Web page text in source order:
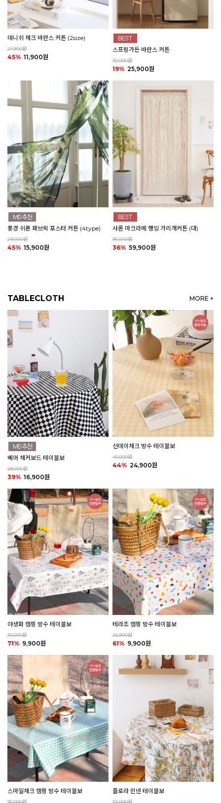
데니쉬 체크 바란스 커튼 (2size)
21,900원
45% 11,900원
스프링가든 바란스 커튼
32,000원
19% 25,900원
풍경 쉬폰 패브릭 포스터 커튼 (4type)
29,000원
45% 15,900원
샤론 마크라메 행잉 가리개커튼 (대)
95,000원
36% 59,900원
TABLECLOTH MORE +
베어 체커보드 테이블보
28,000원
39% 16,900원
선데이체크 방수 테이블보
45,000원
44% 24,900원
야생화 캠핑 방수 테이블보
35,000원
71% 9,900원
테라조 캠핑 방수 테이블보
25,900원
61% 9,900원
스마일체크 캠핑 방수 테이블보 플로라 린넨 테이블보